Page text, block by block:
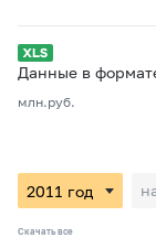
Данные в
млн.руб.
Скачать все